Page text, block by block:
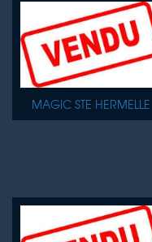
MAGIC STE HERMELLE